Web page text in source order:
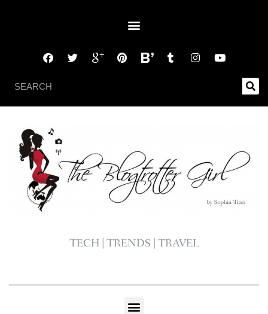
TECH | TRENDS | TRAVEL